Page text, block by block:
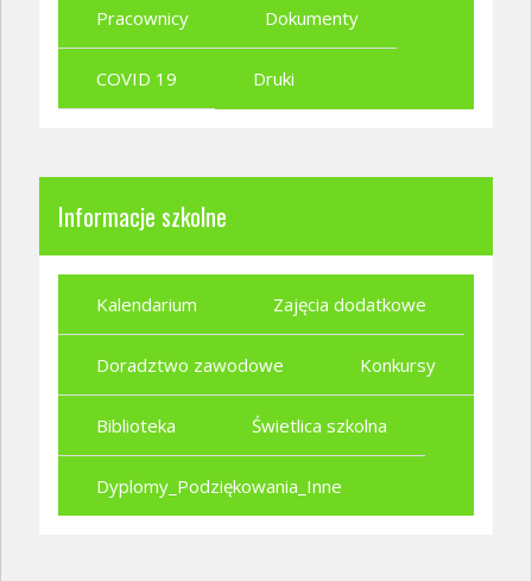
Pracownicy Dokumenty
COVID 19 Druki
Informacje szkolne
Kalendarium Zajęcia dodatkowe
Doradztwo zawodowe Konkursy
Biblioteka Świetlica szkolna
Dyplomy_Podziękowania_Inne